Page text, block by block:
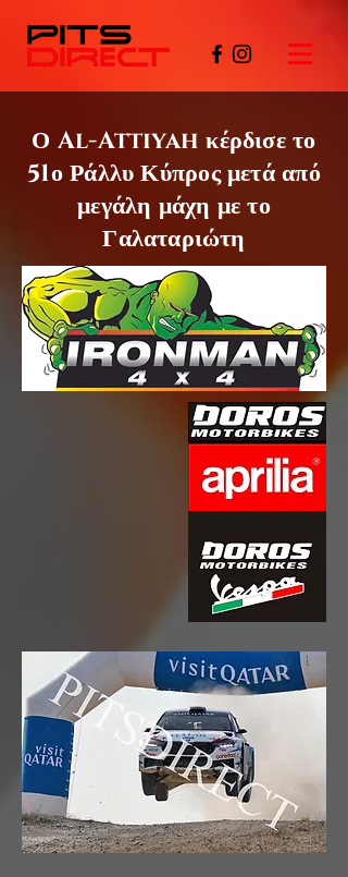
Ο Al-Attiyahκέρδισε το
51οΡάλλυ Κύπρος μετά από
μεγάλη μάχη με το
Γαλαταριώτη
©PITSDIRECT